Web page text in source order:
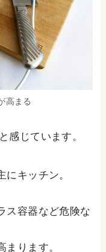
高まる
感じています。
キッチン。
ス容器など危険な
ります。